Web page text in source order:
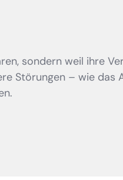
sondern weil ihre
Störungen – wie das